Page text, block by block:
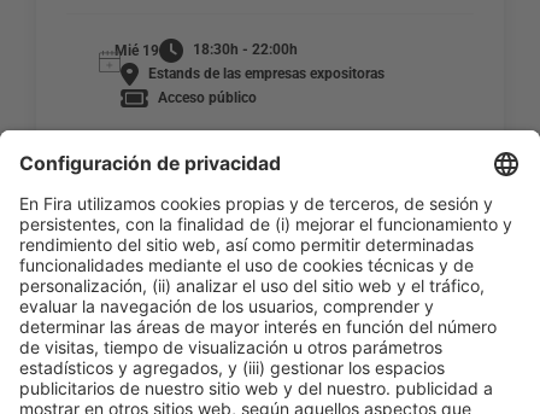
Mié 19
18:30h - 22:00h
Estands de las empresas expositoras
Acceso público